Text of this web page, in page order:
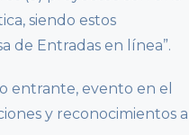
siendo estos
de Entradas en línea”.
entrante, evento en el
y reconocimientos a